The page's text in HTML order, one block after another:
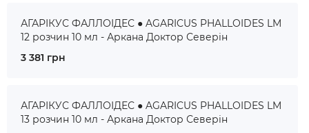
АГАРІКУС ФАЛЛОІДЕС ● AGARICUS PHALLOIDES LM
12 розчин 10 мл - Аркана Доктор Северін
3 381 грн
АГАРІКУС ФАЛЛОІДЕС ● AGARICUS PHALLOIDES LM
13 розчин 10 мл - Аркана Доктор Северін